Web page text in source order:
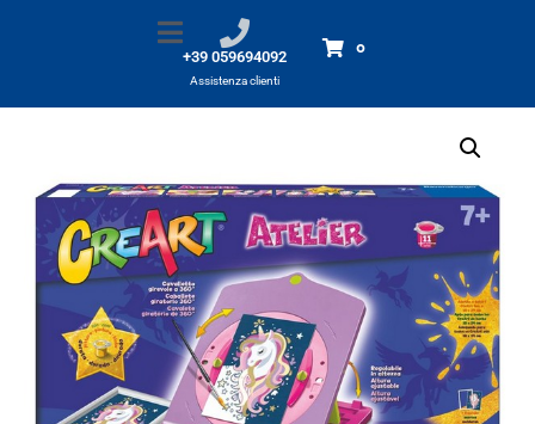
+39 059694092
Assistenza clienti
0
Prodotti CreArt Atelier - Unicorno